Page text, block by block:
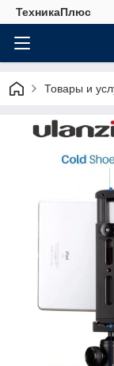
ТехникаПлюс
Товары и